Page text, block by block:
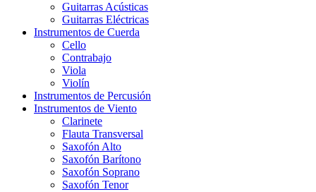
Guitarras Acústicas
Guitarras Eléctricas
Instrumentos de Cuerda
Cello
Contrabajo
Viola
Violín
Instrumentos de Percusión
Instrumentos de Viento
Clarinete
Flauta Transversal
Saxofón Alto
Saxofón Barítono
Saxofón Soprano
Saxofón Tenor